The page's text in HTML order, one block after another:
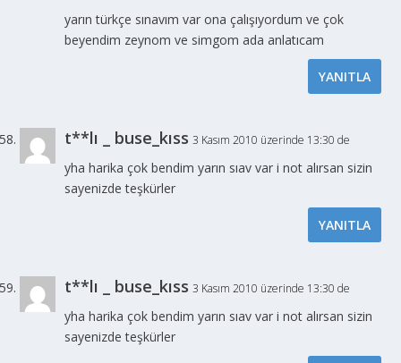
yarın türkçe sınavım var ona çalışıyordum ve çok
beyendim zeynom ve simgom ada anlatıcam
YANITLA
t**lı _ buse_kıss 3 Kasım 2010 üzerinde 13:30 de
yha harika çok bendim yarın sıav var i not alırsan sizin
sayenizde teşkürler
YANITLA
t**lı _ buse_kıss 3 Kasım 2010 üzerinde 13:30 de
yha harika çok bendim yarın sıav var i not alırsan sizin
sayenizde teşkürler